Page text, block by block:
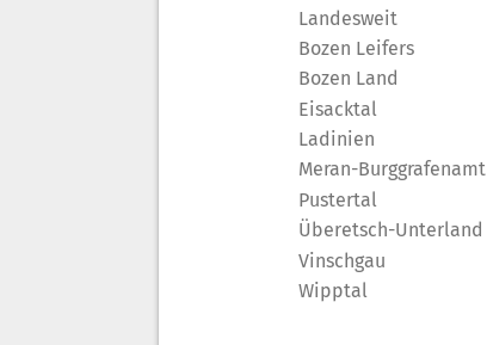
Landesweit
Bozen Leifers
Bozen Land
Eisacktal
Ladinien
Meran-Burggrafenamt
Pustertal
Überetsch-Unterland
Vinschgau
Wipptal